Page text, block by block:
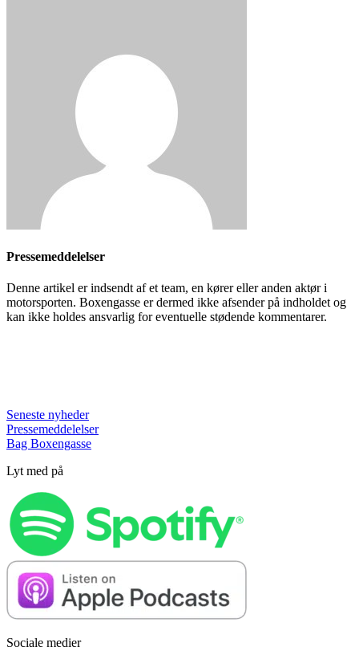
Pressemeddelelser
Denne artikel er indsendt af et team, en kører eller anden aktør i
motorsporten. Boxengasse er dermed ikke afsender på indholdet og
kan ikke holdes ansvarlig for eventuelle stødende kommentarer.
Seneste nyheder
Pressemeddelelser
Bag Boxengasse
Lyt med på
Sociale medier